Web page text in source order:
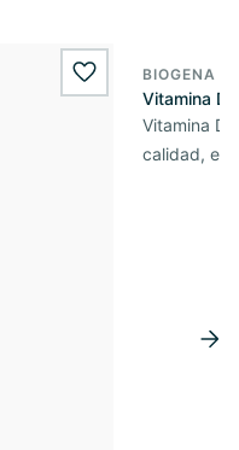
wishlist.add
BIOGENA
Vitamina
Vitamina
calidad, en